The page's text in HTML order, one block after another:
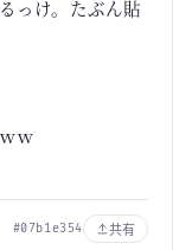
っけ。たぶん貼
ｗ
#07b1e354 共有